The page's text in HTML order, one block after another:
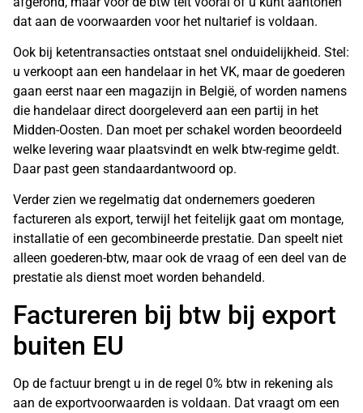
dat aan de voorwaarden voor het nultarief is voldaan.
Ook bij ketentransacties ontstaat snel onduidelijkheid. Stel:
u verkoopt aan een handelaar in het VK, maar de goederen
gaan eerst naar een magazijn in België, of worden namens
die handelaar direct doorgeleverd aan een partij in het
Midden-Oosten. Dan moet per schakel worden beoordeeld
welke levering waar plaatsvindt en welk btw-regime geldt.
Daar past geen standaardantwoord op.
Verder zien we regelmatig dat ondernemers goederen
factureren als export, terwijl het feitelijk gaat om montage,
installatie of een gecombineerde prestatie. Dan speelt niet
alleen goederen-btw, maar ook de vraag of een deel van de
prestatie als dienst moet worden behandeld.
Factureren bij btw bij export
buiten EU
Op de factuur brengt u in de regel 0% btw in rekening als
aan de exportvoorwaarden is voldaan. Dat vraagt om een